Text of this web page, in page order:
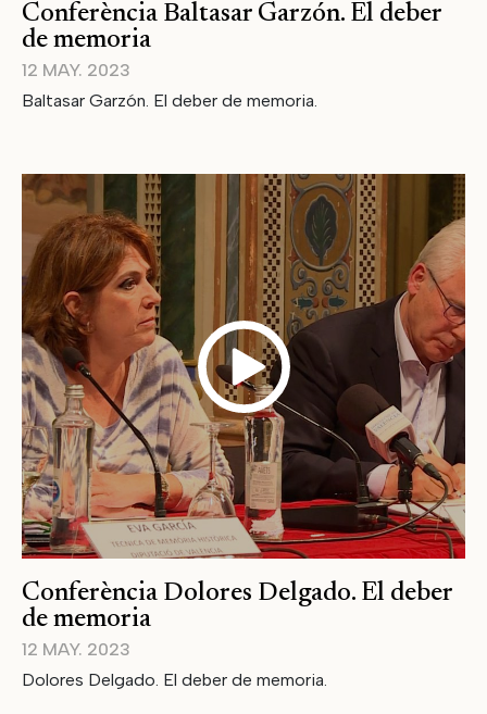
Conferència Baltasar Garzón. El deber
de memoria
12 MAY. 2023
Baltasar Garzón. El deber de memoria.
Conferència Dolores Delgado. El deber
de memoria
12 MAY. 2023
Dolores Delgado. El deber de memoria.